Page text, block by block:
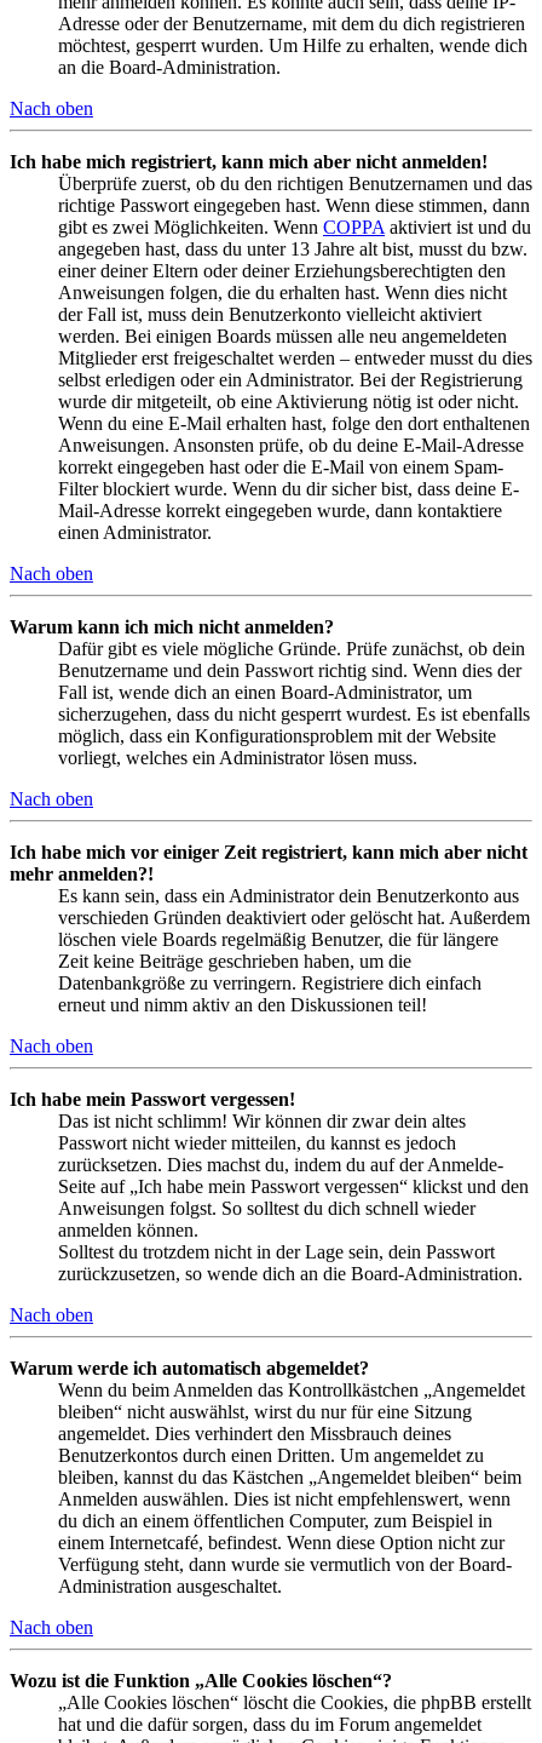
Adresse oder der Benutzername, mit dem du dich registrieren
möchtest, gesperrt wurden. Um Hilfe zu erhalten, wende dich
an die Board-Administration.
Nach oben
Ich habe mich registriert, kann mich aber nicht anmelden!
Überprüfe zuerst, ob du den richtigen Benutzernamen und das
richtige Passwort eingegeben hast. Wenn diese stimmen, dann
gibt es zwei Möglichkeiten. Wenn COPPA aktiviert ist und du
angegeben hast, dass du unter 13 Jahre alt bist, musst du bzw.
einer deiner Eltern oder deiner Erziehungsberechtigten den
Anweisungen folgen, die du erhalten hast. Wenn dies nicht
der Fall ist, muss dein Benutzerkonto vielleicht aktiviert
werden. Bei einigen Boards müssen alle neu angemeldeten
Mitglieder erst freigeschaltet werden – entweder musst du dies
selbst erledigen oder ein Administrator. Bei der Registrierung
wurde dir mitgeteilt, ob eine Aktivierung nötig ist oder nicht.
Wenn du eine E-Mail erhalten hast, folge den dort enthaltenen
Anweisungen. Ansonsten prüfe, ob du deine E-Mail-Adresse
korrekt eingegeben hast oder die E-Mail von einem Spam-
Filter blockiert wurde. Wenn du dir sicher bist, dass deine E-
Mail-Adresse korrekt eingegeben wurde, dann kontaktiere
einen Administrator.
Nach oben
Warum kann ich mich nicht anmelden?
Dafür gibt es viele mögliche Gründe. Prüfe zunächst, ob dein
Benutzername und dein Passwort richtig sind. Wenn dies der
Fall ist, wende dich an einen Board-Administrator, um
sicherzugehen, dass du nicht gesperrt wurdest. Es ist ebenfalls
möglich, dass ein Konfigurationsproblem mit der Website
vorliegt, welches ein Administrator lösen muss.
Nach oben
Ich habe mich vor einiger Zeit registriert, kann mich aber nicht
mehr anmelden?!
Es kann sein, dass ein Administrator dein Benutzerkonto aus
verschieden Gründen deaktiviert oder gelöscht hat. Außerdem
löschen viele Boards regelmäßig Benutzer, die für längere
Zeit keine Beiträge geschrieben haben, um die
Datenbankgröße zu verringern. Registriere dich einfach
erneut und nimm aktiv an den Diskussionen teil!
Nach oben
Ich habe mein Passwort vergessen!
Das ist nicht schlimm! Wir können dir zwar dein altes
Passwort nicht wieder mitteilen, du kannst es jedoch
zurücksetzen. Dies machst du, indem du auf der Anmelde-
Seite auf „Ich habe mein Passwort vergessen“ klickst und den
Anweisungen folgst. So solltest du dich schnell wieder
anmelden können.
Solltest du trotzdem nicht in der Lage sein, dein Passwort
zurückzusetzen, so wende dich an die Board-Administration.
Nach oben
Warum werde ich automatisch abgemeldet?
Wenn du beim Anmelden das Kontrollkästchen „Angemeldet
bleiben“ nicht auswählst, wirst du nur für eine Sitzung
angemeldet. Dies verhindert den Missbrauch deines
Benutzerkontos durch einen Dritten. Um angemeldet zu
bleiben, kannst du das Kästchen „Angemeldet bleiben“ beim
Anmelden auswählen. Dies ist nicht empfehlenswert, wenn
du dich an einem öffentlichen Computer, zum Beispiel in
einem Internetcafé, befindest. Wenn diese Option nicht zur
Verfügung steht, dann wurde sie vermutlich von der Board-
Administration ausgeschaltet.
Nach oben
Wozu ist die Funktion „Alle Cookies löschen“?
„Alle Cookies löschen“ löscht die Cookies, die phpBB erstellt
hat und die dafür sorgen, dass du im Forum angemeldet